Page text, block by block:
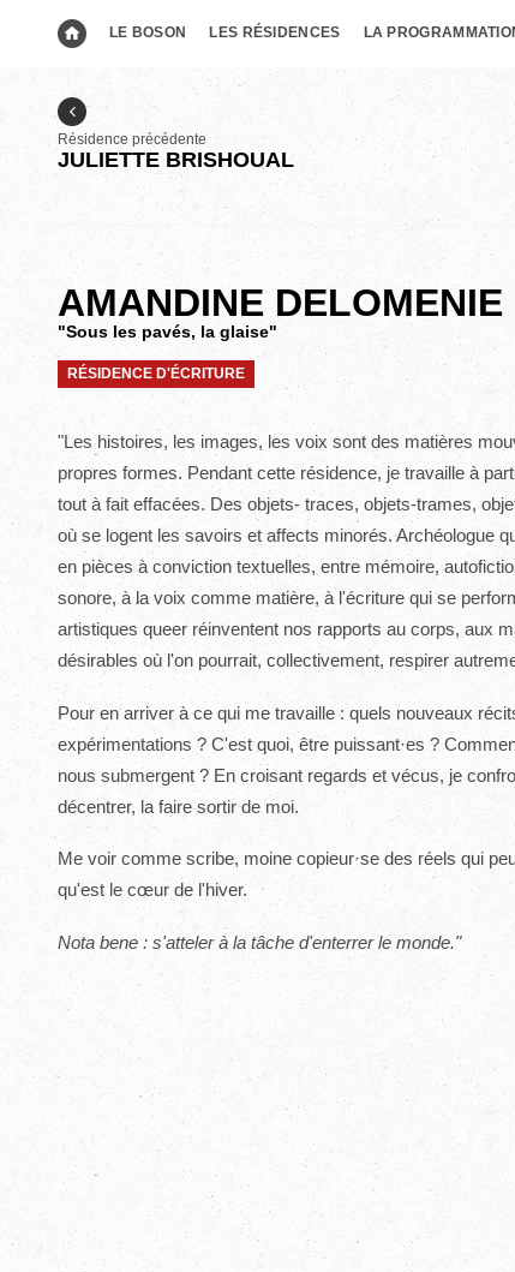
LE BOSON LES RÉSIDENCES LA
Résidence précédente
JULIETTE BRISHOUAL
AMANDINE DELOMENIE
"Sous les pavés, la glaise"
RÉSIDENCE D'ÉCRITURE
"Les histoires, les images, les voix sont des matières
propres formes. Pendant cette résidence, je travaille à
tout à fait effacées. Des objets- traces, objets-trames,
où se logent les savoirs et affects minorés. Archéologue
en pièces à conviction textuelles, entre mémoire,
sonore, à la voix comme matière, à l'écriture qui se
artistiques queer réinventent nos rapports au corps, aux
désirables où l'on pourrait, collectivement, respirer
Pour en arriver à ce qui me travaille : quels nouveaux
expérimentations ? C'est quoi, être puissant·es ?
nous submergent ? En croisant regards et vécus, je
décentrer, la faire sortir de moi.
Me voir comme scribe, moine copieur·se des réels qui
qu'est le cœur de l'hiver.
Nota bene : s'atteler à la tâche d'enterrer le monde."